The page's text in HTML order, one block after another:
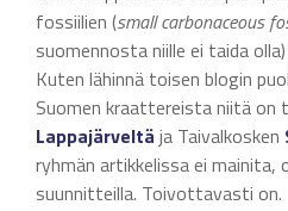
fossiilien (small carbonaceous
suomennosta niille ei taida
Kuten lähinnä toisen blogin
Suomen kraattereista niitä
Lappajärveltä ja Taivalkosken
ryhmän artikkelissa ei
suunnitteilla. Toivottavasti on.